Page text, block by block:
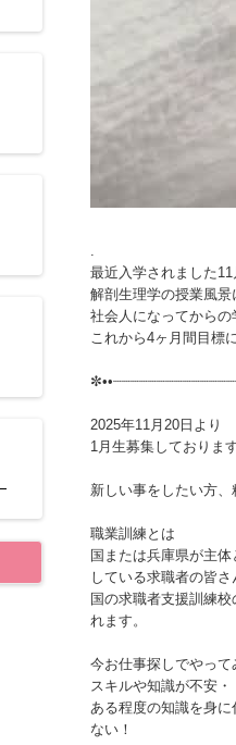
.
最近入学されました
解剖生理学の授業風景
社会人になってから
これから4ヶ月間目標
2025年11月20日より
1月生募集しておりま
新しい事をしたい方、
職業訓練とは
国または兵庫県が主
している求職者の皆
国の求職者支援訓練
れます。
今お仕事探しでやっ
スキルや知識が不安・
ある程度の知識を身
ない！